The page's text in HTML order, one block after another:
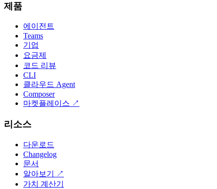
제품
에이전트
Teams
기업
요금제
코드 리뷰
CLI
클라우드 Agent
Composer
마켓플레이스 ↗
리소스
다운로드
Changelog
문서
알아보기
↗
가치 계산기